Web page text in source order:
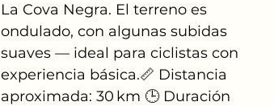
La Cova Negra. El terreno es
ondulado, con algunas subidas
suaves — ideal para ciclistas con
experiencia básica.📏 Distancia
aproximada: 30 km 🕒 Duración